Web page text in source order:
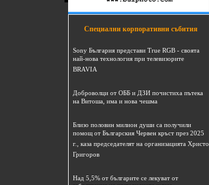
Специални корпоративни събития
Sony България представи True RGB - своята
най-нова технология при телевизорите
BRAVIA
Доброволци от ОББ и ДЗИ почистиха пътека
на Витоша, има и нова чешма
Близо половин милион души са получили
помощ от Българския Червен кръст през 2025
г., каза председателят на организацията Христо
Григоров
Над 5,5% от българите се лекуват от